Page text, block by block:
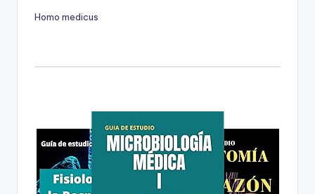
Homo medicus